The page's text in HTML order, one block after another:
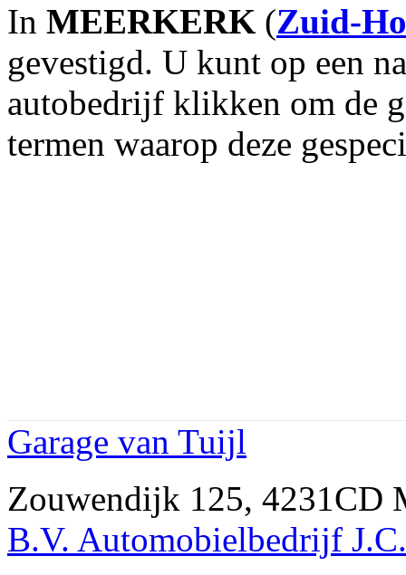
In MEERKERK (Zuid-
gevestigd. U kunt op een
autobedrijf klikken om de
termen waarop deze
Garage van Tuijl
Zouwendijk 125,
B.V. Automobielbedrijf